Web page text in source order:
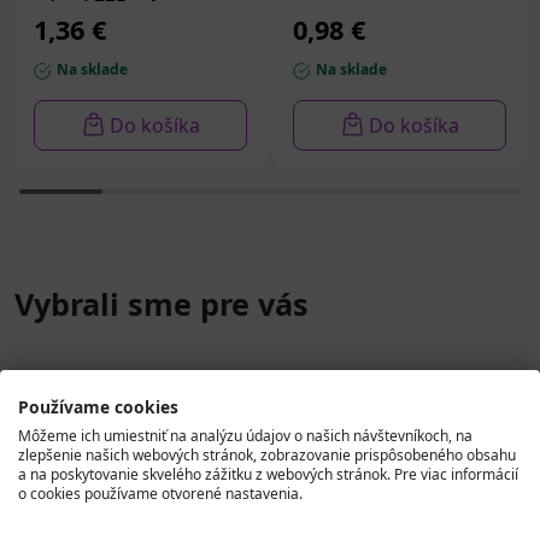
nápoj 330 ml
1,36 €
Na sklade
Do košíka
0,98 €
Na sklade
Do košíka
Vybrali sme pre vás
Používame cookies
Môžeme ich umiestniť na analýzu údajov o našich návštevníkoch, na
zlepšenie našich webových stránok, zobrazovanie prispôsobeného obsahu
a na poskytovanie skvelého zážitku z webových stránok. Pre viac informácií
o cookies používame otvorené nastavenia.